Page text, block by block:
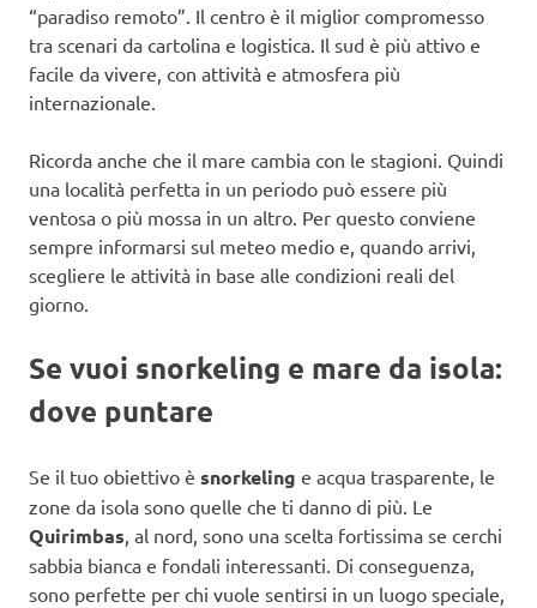
“paradiso remoto”. Il centro è il miglior compromesso
tra scenari da cartolina e logistica. Il sud è più attivo e
facile da vivere, con attività e atmosfera più
internazionale.
Ricorda anche che il mare cambia con le stagioni. Quindi
una località perfetta in un periodo può essere più
ventosa o più mossa in un altro. Per questo conviene
sempre informarsi sul meteo medio e, quando arrivi,
scegliere le attività in base alle condizioni reali del
giorno.
Se vuoi snorkeling e mare da isola:
dove puntare
Se il tuo obiettivo è snorkeling e acqua trasparente, le
zone da isola sono quelle che ti danno di più. Le
Quirimbas , al nord, sono una scelta fortissima se cerchi
sabbia bianca e fondali interessanti. Di conseguenza,
sono perfette per chi vuole sentirsi in un luogo speciale,